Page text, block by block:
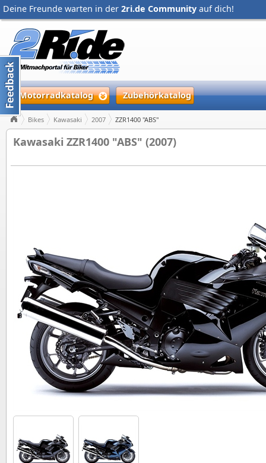
Deine Freunde warten in der 2ri.de Community auf dich!
Motorradkatalog Zubehörkatalog
Bikes Kawasaki 2007 ZZR1400 "ABS"
Kawasaki ZZR1400 "ABS" (2007)